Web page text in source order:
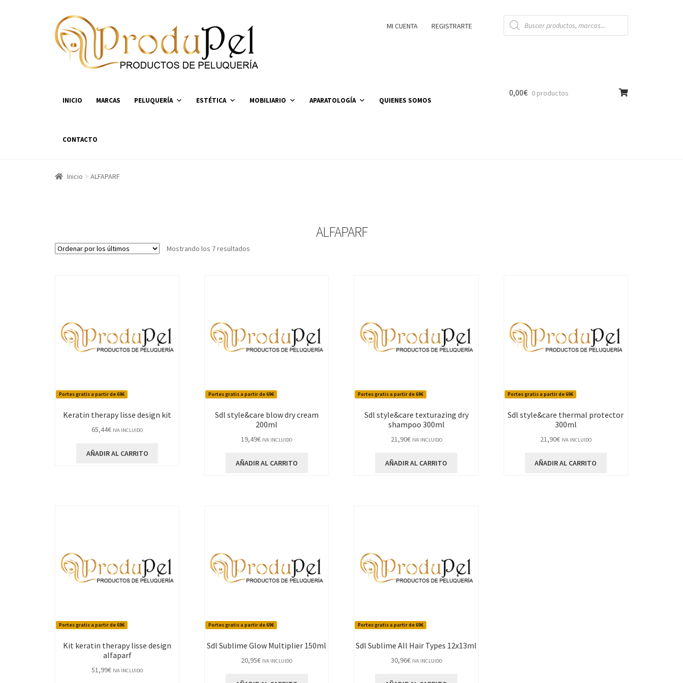
Ir
a
la
navegación
Ir
al
contenido
MI CUENTA REGISTRARTE
Búsqueda
de
productos
INICIO MARCAS PELUQUERÍA ESTÉTICA MOBILIARIO APARATOLOGÍA QUIENES SOMOS
CONTACTO
0,00€ 0 productos
Inicio ALFAPARF
ALFAPARF
Mostrando los 7 resultados
Portes gratis a partir de 69€
Keratin therapy lisse design kit
65,44€ IVA INCLUIDO
AÑADIR AL CARRITO
Portes gratis a partir de 69€
Sdl style&care blow dry cream
200ml
19,49€ IVA INCLUIDO
AÑADIR AL CARRITO
Portes gratis a partir de 69€
Sdl style&care texturazing dry
shampoo 300ml
21,90€ IVA INCLUIDO
AÑADIR AL CARRITO
Portes gratis a partir de 69€
Sdl style&care thermal protector
300ml
21,90€ IVA INCLUIDO
AÑADIR AL CARRITO
Portes gratis a partir de 69€
Kit keratin therapy lisse design
alfaparf
51,99€ IVA INCLUIDO
Portes gratis a partir de 69€
Sdl Sublime Glow Multiplier 150ml
20,95€ IVA INCLUIDO
Portes gratis a partir de 69€
Sdl Sublime All Hair Types 12x13ml
30,96€ IVA INCLUIDO